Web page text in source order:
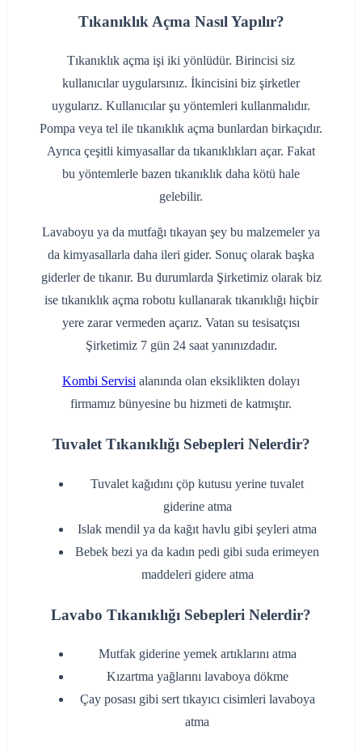
Tıkanıklık Açma Nasıl Yapılır?
Tıkanıklık açma işi iki yönlüdür. Birincisi siz
kullanıcılar uygularsınız. İkincisini biz şirketler
uygularız. Kullanıcılar şu yöntemleri kullanmalıdır.
Pompa veya tel ile tıkanıklık açma bunlardan birkaçıdır.
Ayrıca çeşitli kimyasallar da tıkanıklıkları açar. Fakat
bu yöntemlerle bazen tıkanıklık daha kötü hale
gelebilir.
Lavaboyu ya da mutfağı tıkayan şey bu malzemeler ya
da kimyasallarla daha ileri gider. Sonuç olarak başka
giderler de tıkanır. Bu durumlarda Şirketimiz olarak biz
ise tıkanıklık açma robotu kullanarak tıkanıklığı hiçbir
yere zarar vermeden açarız. Vatan su tesisatçısı
Şirketimiz 7 gün 24 saat yanınızdadır.
Kombi Servisi alanında olan eksiklikten dolayı
firmamız bünyesine bu hizmeti de katmıştır.
Tuvalet Tıkanıklığı Sebepleri Nelerdir?
‌Tuvalet kağıdını çöp kutusu yerine tuvalet
giderine atma
‌Islak mendil ya da kağıt havlu gibi şeyleri atma
‌Bebek bezi ya da kadın pedi gibi suda erimeyen
maddeleri gidere atma
Lavabo Tıkanıklığı Sebepleri Nelerdir?
‌Mutfak giderine yemek artıklarını atma
‌Kızartma yağlarını lavaboya dökme
‌Çay posası gibi sert tıkayıcı cisimleri lavaboya
atma